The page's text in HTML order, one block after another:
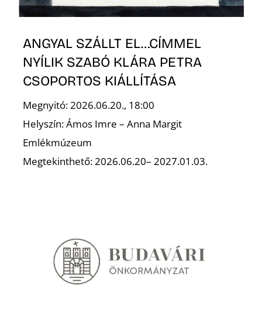
ANGYAL SZÁLLT EL…CÍMMEL
NYÍLIK SZABÓ KLÁRA PETRA
CSOPORTOS KIÁLLÍTÁSA
Megnyitó: 2026.06.20., 18:00
Helyszín: Ámos Imre – Anna Margit
Emlékmúzeum
Megtekinthető: 2026.06.20– 2027.01.03.